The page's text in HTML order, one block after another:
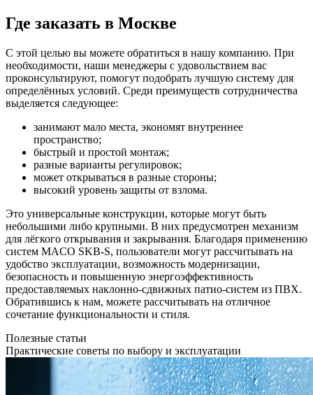
Где заказать в Москве
С этой целью вы можете обратиться в нашу компанию. При
необходимости, наши менеджеры с удовольствием вас
проконсультируют, помогут подобрать лучшую систему для
определённых условий. Среди преимуществ сотрудничества
выделяется следующее:
занимают мало места, экономят внутреннее
пространство;
быстрый и простой монтаж;
разные варианты регулировок;
может открываться в разные стороны;
высокий уровень защиты от взлома.
Это универсальные конструкции, которые могут быть
небольшими либо крупными. В них предусмотрен механизм
для лёгкого открывания и закрывания. Благодаря применению
систем MACO SKB-S, пользователи могут рассчитывать на
удобство эксплуатации, возможность модернизации,
безопасность и повышенную энергоэффективность
предоставляемых наклонно-сдвижных патио-систем из ПВХ.
Обратившись к нам, можете рассчитывать на отличное
сочетание функциональности и стиля.
Полезные статьи
Практические советы по выбору и эксплуатации